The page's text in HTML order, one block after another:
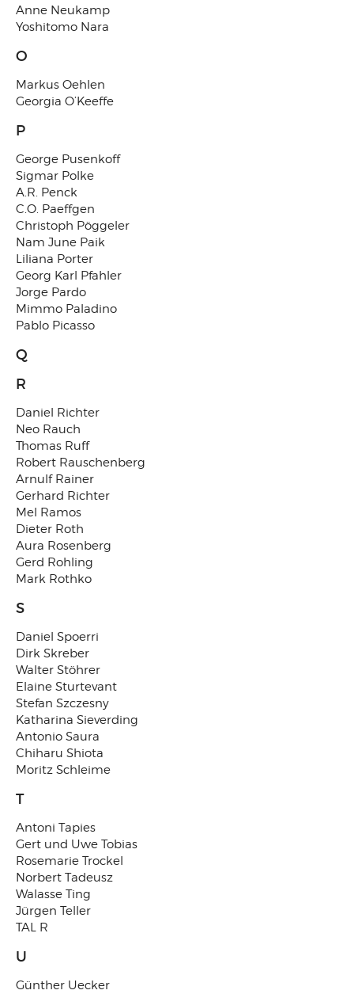
Anne Neukamp
Yoshitomo Nara
O
Markus Oehlen
Georgia O’Keeffe
P
George Pusenkoff
Sigmar Polke
A.R. Penck
C.O. Paeffgen
Christoph Pöggeler
Nam June Paik
Liliana Porter
Georg Karl Pfahler
Jorge Pardo
Mimmo Paladino
Pablo Picasso
Q
R
Daniel Richter
Neo Rauch
Thomas Ruff
Robert Rauschenberg
Arnulf Rainer
Gerhard Richter
Mel Ramos
Dieter Roth
Aura Rosenberg
Gerd Rohling
Mark Rothko
S
Daniel Spoerri
Dirk Skreber
Walter Stöhrer
Elaine Sturtevant
Stefan Szczesny
Katharina Sieverding
Antonio Saura
Chiharu Shiota
Moritz Schleime
T
Antoni Tapies
Gert und Uwe Tobias
Rosemarie Trockel
Norbert Tadeusz
Walasse Ting
Jürgen Teller
TAL R
U
Günther Uecker